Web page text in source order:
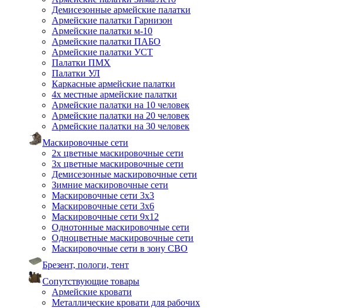
Демисезонные армейские палатки
Армейские палатки Гарнизон
Армейские палатки м-10
Армейские палатки ПАБО
Армейские палатки УСТ
Палатки ПМХ
Палатки УЛ
Каркасные армейские палатки
4х местные армейские палатки
Армейские палатки на 10 человек
Армейские палатки на 20 человек
Армейские палатки на 30 человек
Маскировочные сети
2х цветные маскировочные сети
3х цветные маскировочные сети
Демисезонные маскировочные сети
Зимние маскировочные сети
Маскировочные сети 3х3
Маскировочные сети 3х6
Маскировочные сети 9х12
Однотонные маскировочные сети
Одноцветные маскировочные сети
Маскировочные сети в зону СВО
Брезент, пологи, тент
Сопутствующие товары
Армейские кровати
Металлические кровати для рабочих